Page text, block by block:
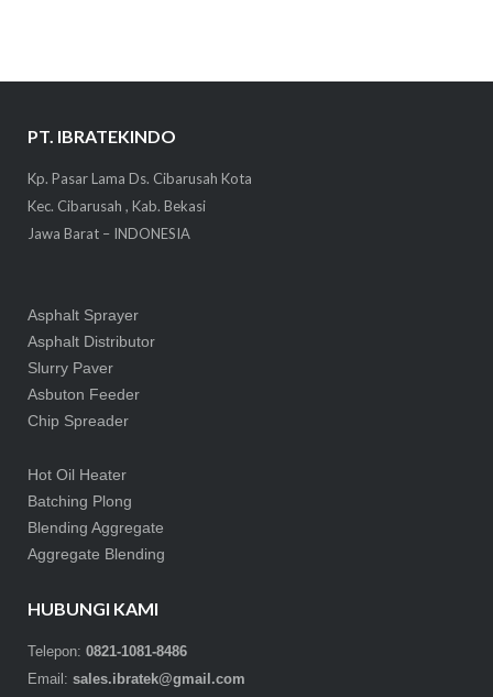
PT. IBRATEKINDO
Kp. Pasar Lama Ds. Cibarusah Kota
Kec. Cibarusah , Kab. Bekasi
Jawa Barat – INDONESIA
Asphalt Sprayer
Asphalt Distributor
Slurry Paver
Asbuton Feeder
Chip Spreader
Hot Oil Heater
Batching Plong
Blending Aggregate
Aggregate Blending
HUBUNGI KAMI
Telepon: 0821-1081-8486
Email: sales.ibratek@gmail.com